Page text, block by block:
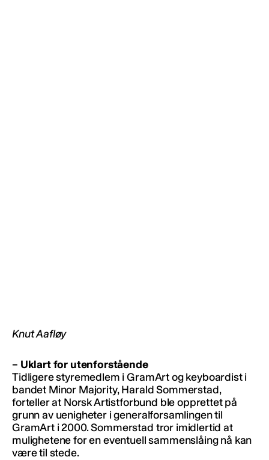
Knut Aafløy
– Uklart for utenforstående
Tidligere styremedlem i GramArt og keyboardist i
bandet Minor Majority, Harald Sommerstad,
forteller at Norsk Artistforbund ble opprettet på
grunn av uenigheter i generalforsamlingen til
GramArt i 2000. Sommerstad tror imidlertid at
mulighetene for en eventuell sammenslåing nå kan
være til stede.